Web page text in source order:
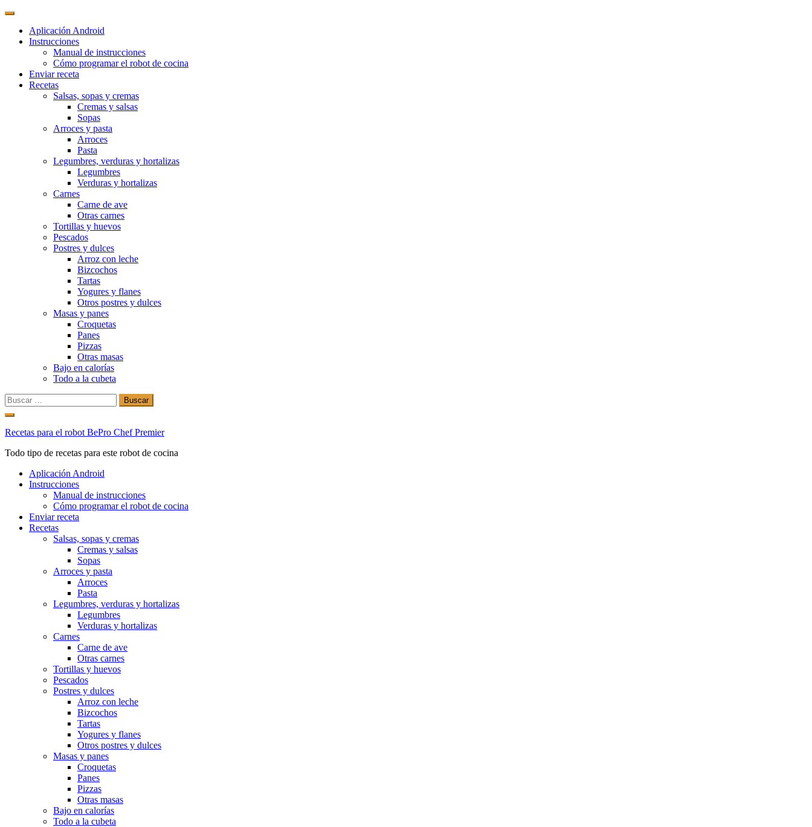
Aplicación Android
Instrucciones
Manual de instrucciones
Cómo programar el robot de cocina
Enviar receta
Recetas
Salsas, sopas y cremas
Cremas y salsas
Sopas
Arroces y pasta
Arroces
Pasta
Legumbres, verduras y hortalizas
Legumbres
Verduras y hortalizas
Carnes
Carne de ave
Otras carnes
Tortillas y huevos
Pescados
Postres y dulces
Arroz con leche
Bizcochos
Tartas
Yogures y flanes
Otros postres y dulces
Masas y panes
Croquetas
Panes
Pizzas
Otras masas
Bajo en calorías
Todo a la cubeta
Buscar:
Ir
contenido
Recetas para el robot BePro Chef Premier
Todo tipo de recetas para este robot de cocina
Aplicación Android
Instrucciones
Manual de instrucciones
Cómo programar el robot de cocina
Enviar receta
Recetas
Salsas, sopas y cremas
Cremas y salsas
Sopas
Arroces y pasta
Arroces
Pasta
Legumbres, verduras y hortalizas
Legumbres
Verduras y hortalizas
Carnes
Carne de ave
Otras carnes
Tortillas y huevos
Pescados
Postres y dulces
Arroz con leche
Bizcochos
Tartas
Yogures y flanes
Otros postres y dulces
Masas y panes
Croquetas
Panes
Pizzas
Otras masas
Bajo en calorías
Todo a la cubeta